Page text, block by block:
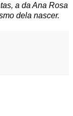
a da Ana Rosa
dela nascer.